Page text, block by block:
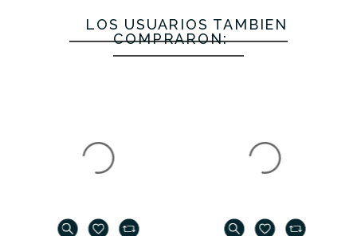
LOS USUARIOS TAMBIÉN
COMPRARON: